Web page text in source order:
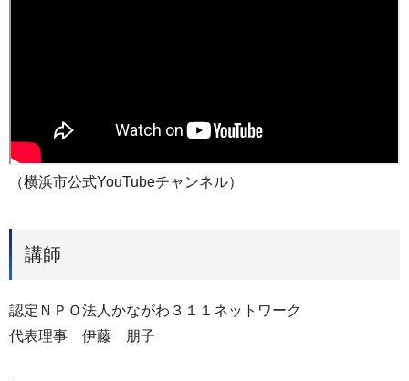
（横浜市公式YouTubeチャンネル）
講師
認定ＮＰＯ法人かながわ３１１ネットワーク
代表理事 伊藤 朋子